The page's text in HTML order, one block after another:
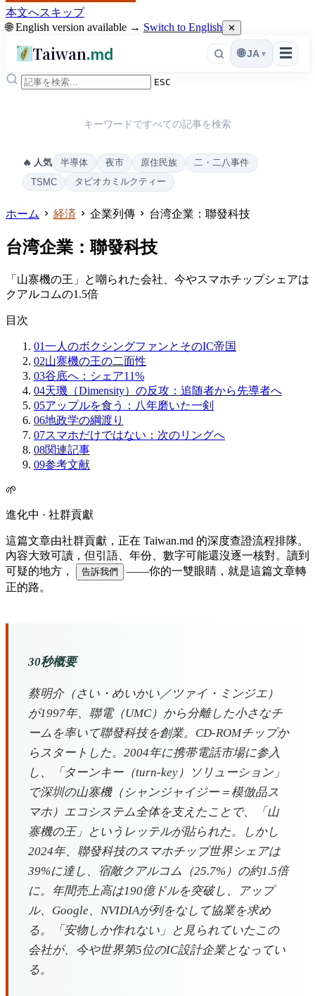
本文へスキップ
🌐 English version available → Switch to English ✕
Taiwan.md ☰
🌐 JA ▾
ESC
キーワードですべての記事を検索
🔥 人気 半導体 夜市 原住民族
二・二八事件
TSMC
タピオカミルクティー
ホーム 経済 企業列傳 台湾企業：聯發科技
台湾企業：聯發科技
「山寨機の王」と嘲られた会社、今やスマホチップシェアは
クアルコムの1.5倍
目次
01一人のボクシングファンとそのIC帝国
02山寨機の王の二面性
03谷底へ：シェア11%
04天璣（Dimensity）の反攻：追随者から先導者へ
05アップルを食う：八年磨いた一剣
06地政学の綱渡り
07スマホだけではない：次のリングへ
08関連記事
09参考文献
🌱
進化中 · 社群貢獻
這篇文章由社群貢獻，正在 Taiwan.md 的深度查證流程排隊。
內容大致可讀，但引語、年份、數字可能還沒逐一核對。讀到
可疑的地方，
告訴我們
——你的一雙眼睛，就是這篇文章轉
正的路。
30秒概要
蔡明介（さい・めいかい／ツァイ・ミンジエ）
が1997年、聯電（UMC）から分離した小さなチ
ームを率いて聯發科技を創業。CD-ROMチップか
らスタートした。2004年に携帯電話市場に参入
し、「ターンキー（turn-key）ソリューション」
で深圳の山寨機（シャンジャイジー＝模倣品ス
マホ）エコシステム全体を支えたことで、「山
寨機の王」というレッテルが貼られた。しかし
2024年、聯發科技のスマホチップ世界シェアは
39%に達し、宿敵クアルコム（25.7%）の約1.5倍
に。年間売上高は190億ドルを突破し、アップ
ル、Google、NVIDIAが列をなして協業を求め
る。「安物しか作れない」と見られていたこの
会社が、今や世界第5位のIC設計企業となってい
る。